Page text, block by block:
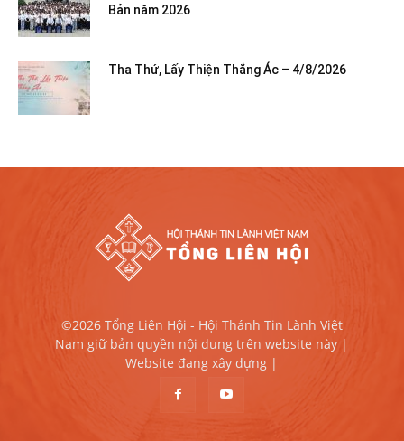
Bản năm 2026
Tha Thứ, Lấy Thiện Thắng Ác – 4/8/2026
©2026 Tổng Liên Hội - Hội Thánh Tin Lành Việt
Nam giữ bản quyền nội dung trên website này |
Website đang xây dựng |